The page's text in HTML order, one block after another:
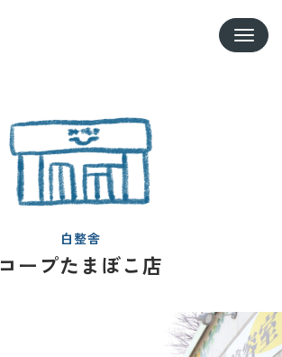
白整舎
コープたまぼこ店